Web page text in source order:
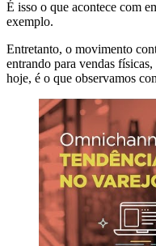
É isso o que acontece com
exemplo.
Entretanto, o movimento
entrando para vendas
hoje, é o que observamos